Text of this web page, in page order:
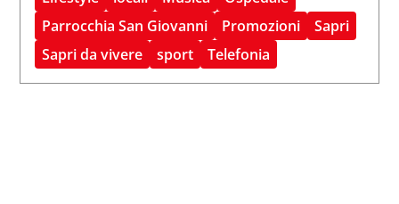
Parrocchia San Giovanni
Promozioni
Sapri
Sapri da vivere
sport Telefonia